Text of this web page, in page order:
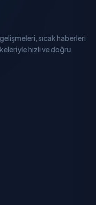
sıcak haberleri
hızlı ve doğru